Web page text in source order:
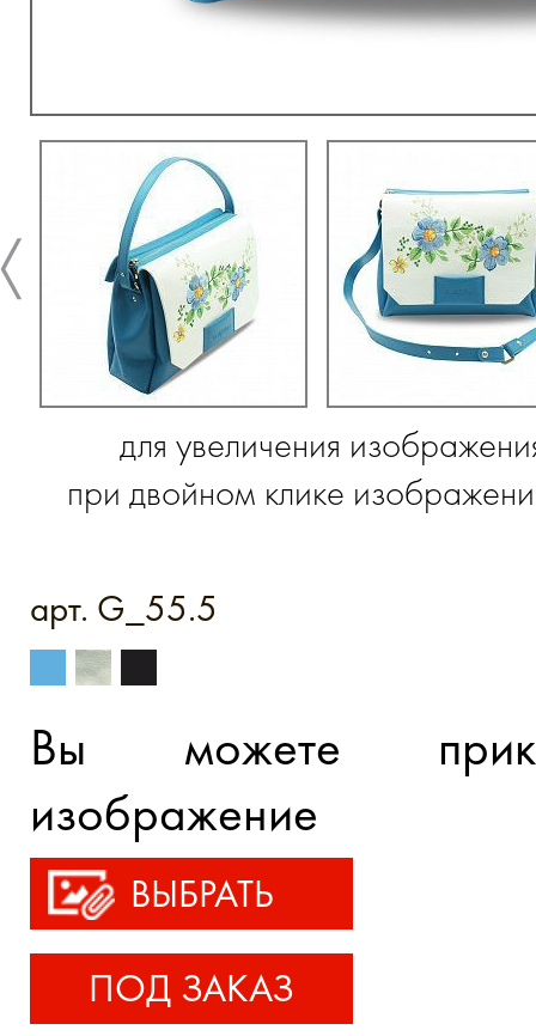
для увеличения
при двойном клике
арт. G_55.5
Вы можете
изображение
ВЫБРАТЬ
ПОД ЗАКАЗ